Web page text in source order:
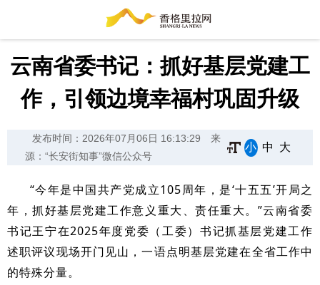
云南省委书记：抓好基层党建工
作，引领边境幸福村巩固升级
发布时间：2026年07月06日 16:13:29
来
源：“长安街知事”微信公众号
小 中 大
“今年是中国共产党成立105周年，是‘十五五’开局之
年，抓好基层党建工作意义重大、责任重大。”云南省委
书记王宁在2025年度党委（工委）书记抓基层党建工作
述职评议现场开门见山，一语点明基层党建在全省工作中
的特殊分量。